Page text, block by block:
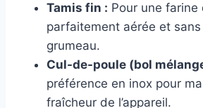
Tamis fin : Pour une
parfaitement aérée et sans
grumeau.
Cul-de-poule (bol
préférence en inox pour
fraîcheur de l’appareil.